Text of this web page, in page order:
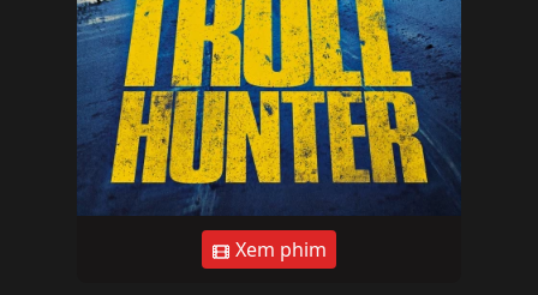
Xem phim